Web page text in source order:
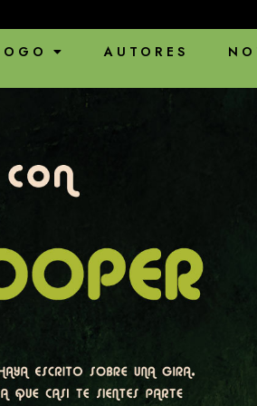
AUTORES